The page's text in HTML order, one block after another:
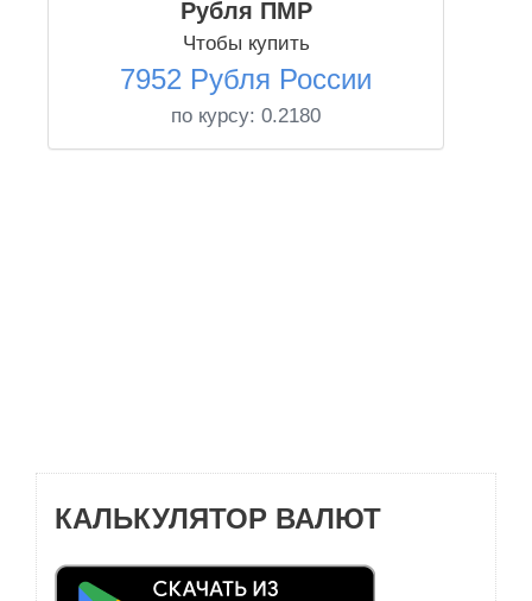
Рубля ПМР
Чтобы купить
7952 Рубля России
по курсу: 0.2180
КАЛЬКУЛЯТОР ВАЛЮТ